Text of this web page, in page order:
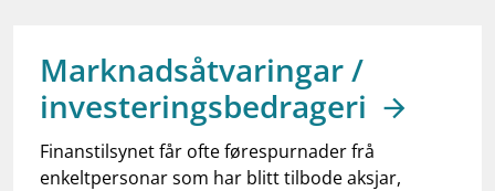
dashboardInformasjon for investorer
notifications_noneAbonner på nyhetsvarsel
Marknadsåtvaringar /
investeringsbedrageri
Finanstilsynet får ofte førespurnader frå
enkeltpersonar som har blitt tilbode aksjar,